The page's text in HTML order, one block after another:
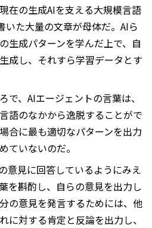
在の生成AIを支える大規模言語
いた大量の文章が母体だ。AIら
生成パターンを学んだ上で、自
成し、それすら学習データとす
で、AIエージェントの言葉は、
語のなかから逸脱することがで
合に最も適切なパターンを出力
ていないのだ。
意見に回答しているようにみえ
を斟酌し、自らの意見を出力し
の意見を発言するためには、他
に対する肯定と反論を出力し、